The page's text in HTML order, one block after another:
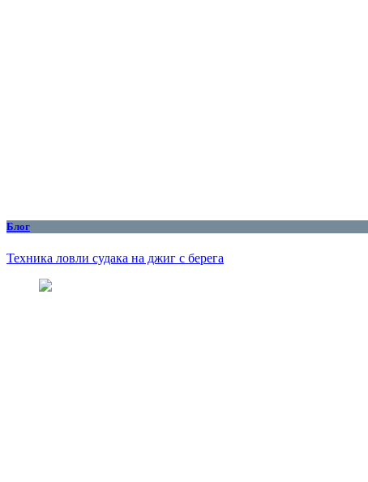
Блог
Техника ловли судака на джиг с берега